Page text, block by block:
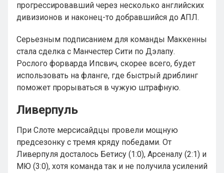
прогрессировавший через несколько английских
дивизионов и наконец-то добравшийся до АПЛ.
Серьезным подписанием для команды Маккенны
стала сделка с Манчестер Сити по Дэлапу.
Рослого форварда Ипсвич, скорее всего, будет
использовать на фланге, где быстрый дриблинг
поможет прорываться в чужую штрафную.
Ливерпуль
При Слоте мерсисайдцы провели мощную
предсезонку с тремя кряду победами. От
Ливерпуля досталось Бетису (1:0), Арсеналу (2:1) и
МЮ (3:0), хотя команда так и не получила усилений